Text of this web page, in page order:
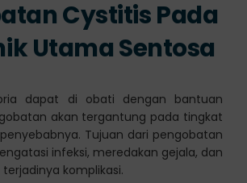
Cystitis Pada
Utama Sentosa
dapat di obati dengan bantuan
akan tergantung pada tingkat
Tujuan dari pengobatan
infeksi, meredakan gejala, dan
komplikasi.